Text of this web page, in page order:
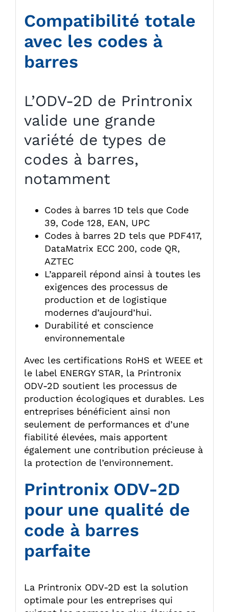
Compatibilité totale
avec les codes à
barres
L’ODV-2D de Printronix
valide une grande
variété de types de
codes à barres,
notamment
Codes à barres 1D tels que Code
39, Code 128, EAN, UPC
Codes à barres 2D tels que PDF417,
DataMatrix ECC 200, code QR,
AZTEC
L’appareil répond ainsi à toutes les
exigences des processus de
production et de logistique
modernes d’aujourd’hui.
Durabilité et conscience
environnementale
Avec les certifications RoHS et WEEE et
le label ENERGY STAR, la Printronix
ODV-2D soutient les processus de
production écologiques et durables. Les
entreprises bénéficient ainsi non
seulement de performances et d’une
fiabilité élevées, mais apportent
également une contribution précieuse à
la protection de l’environnement.
Printronix ODV-2D
pour une qualité de
code à barres
parfaite
La Printronix ODV-2D est la solution
optimale pour les entreprises qui